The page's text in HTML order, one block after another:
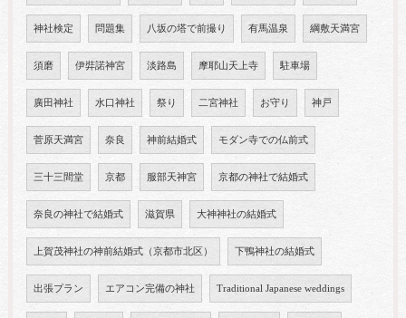
神社検定 問題集 八坂の塔で前撮り 有馬温泉 綱敷天満宮
須磨 伊弉諾神宮 淡路島 摩耶山天上寺 駐車場
廣田神社 水口神社 祭り 二宮神社 お守り 神戸
菅原天満宮 奈良 神前結婚式 モダン寺での仏前式
三十三間堂 京都 服部天神宮 京都の神社で結婚式
奈良の神社で結婚式 滋賀県 大神神社の結婚式
上賀茂神社の神前結婚式（京都市北区） 下鴨神社の結婚式
出張プラン エアコン完備の神社 Traditional Japanese weddings